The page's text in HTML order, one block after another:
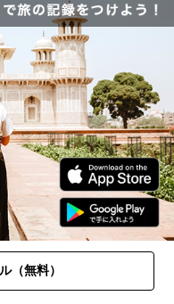
（無料）